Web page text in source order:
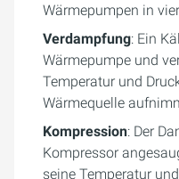
Wärmepumpen in
Verdampfung: Ein
Wärmepumpe und
Temperatur und
Wärmequelle
Kompression: Der
Kompressor
seine Temperatur